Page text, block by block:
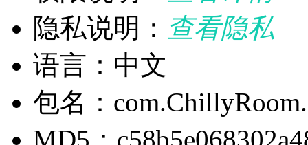
隐私说明： 查看隐私
语言：中文
包名：